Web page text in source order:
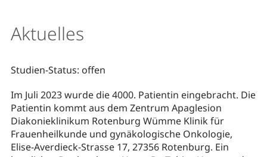
Aktuelles
Studien-Status: offen
Im Juli 2023 wurde die 4000. Patientin eingebracht. Die
Patientin kommt aus dem Zentrum Apaglesion
Diakonieklinikum Rotenburg Wümme Klinik für
Frauenheilkunde und gynäkologische Onkologie,
Elise-Averdieck-Strasse 17, 27356 Rotenburg. Ein